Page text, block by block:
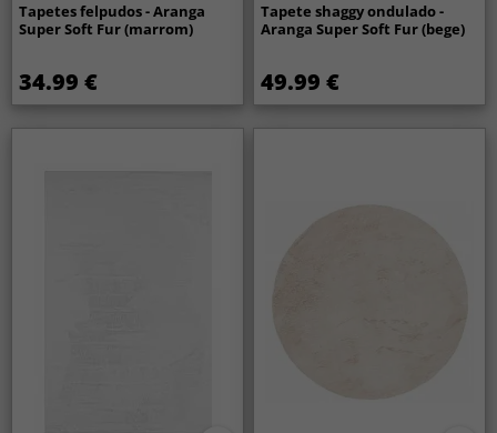
Tapetes felpudos - Aranga
Super Soft Fur (marrom)
34.99 €
Tapete shaggy ondulado -
Aranga Super Soft Fur (bege)
49.99 €